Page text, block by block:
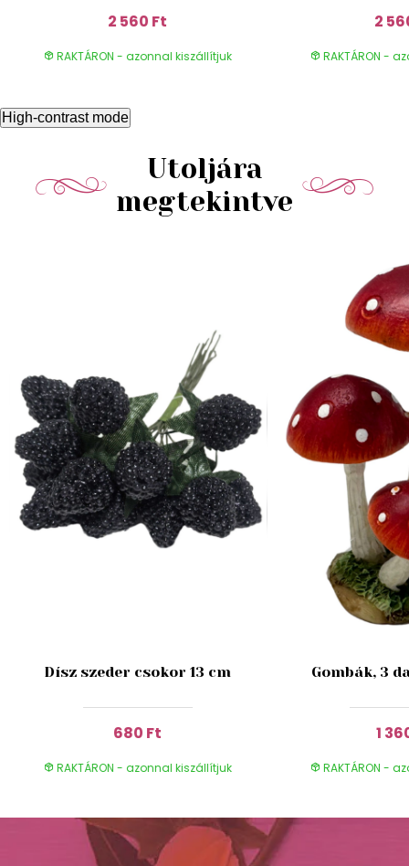
2 560 Ft
RAKTÁRON - azonnal kiszállítjuk
2
RAKTÁRON -
High-contrast mode
Utoljára
megtekintve
Dísz szeder csokor 13 cm
680 Ft
RAKTÁRON - azonnal kiszállítjuk
Gombák, 3
1
RAKTÁRON -